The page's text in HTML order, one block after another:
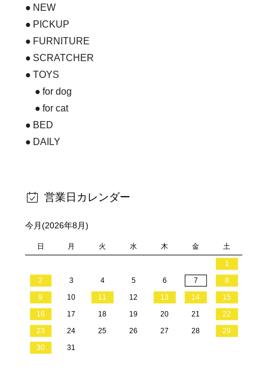
NEW
PICKUP
FURNITURE
SCRATCHER
TOYS
for dog
for cat
BED
DAILY
営業日カレンダー
今月(2026年8月)
日 月 火 水 木 金 土
1
2
3 4 5 6 7
8
9
10 11 12 13 14
15
16
17 18 19 20 21
22
23
24 25 26 27 28
29
30
31